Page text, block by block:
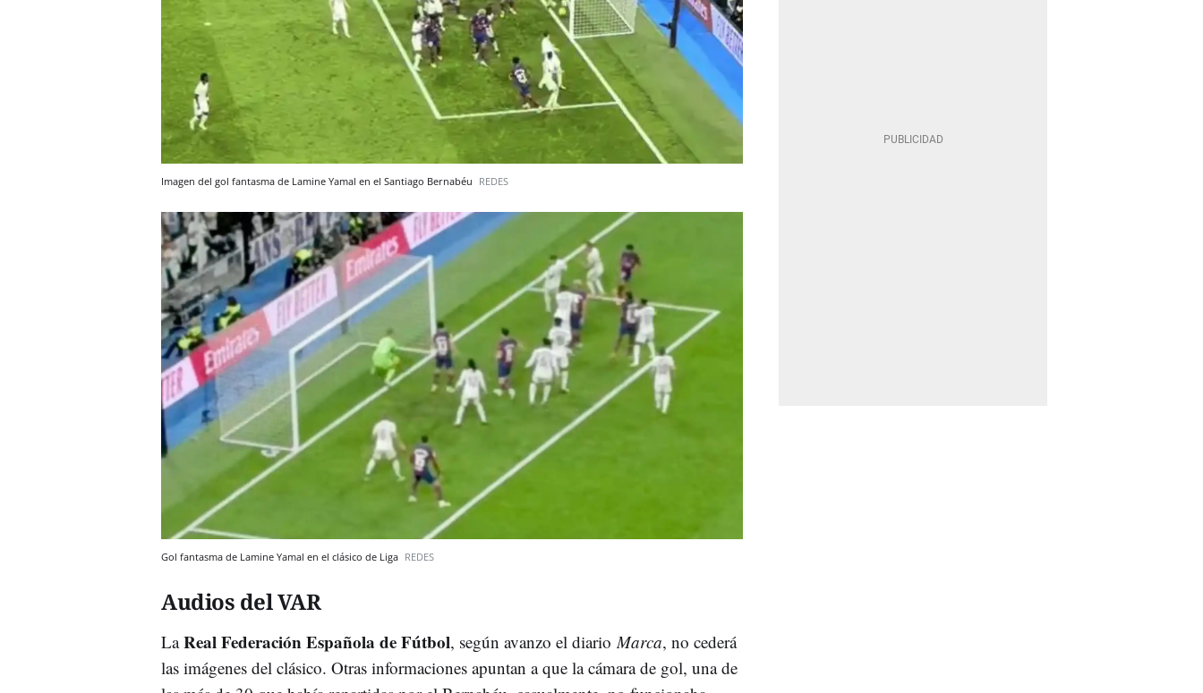
Imagen del gol fantasma de Lamine Yamal en el Santiago Bernabéu REDES
Gol fantasma de Lamine Yamal en el clásico de Liga REDES
Audios del VAR
LaReal Federación Española de Fútbol, según avanzo el diarioMarca, no cederá
las imágenes del clásico. Otras informaciones apuntan a que la cámara de gol, una de